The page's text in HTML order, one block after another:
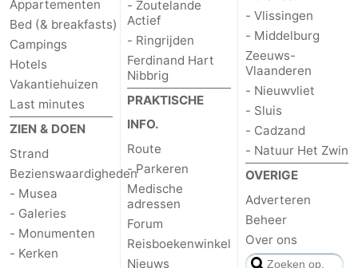
Duiveland
-
Renesse
-
Brouwershaven
-
Bruinisse
-
Zierikzee
-
Natuur
Oosterschelde
Burgh
Haamstede
Natuur
Walcheren
Appartementen
Bed (& breakfasts)
Campings
Hotels
Vakantiehuizen
Last minutes
ZIEN & DOEN
Strand
Bezienswaardigheden
- Musea
- Galeries
- Monumenten
- Kerken
- Zoutelande
Actief
- Ringrijden
Ferdinand Hart
Nibbrig
PRAKTISCHE
INFO.
Route
- Parkeren
Medische
adressen
Forum
Reisboekenwinkel
Nieuws
- Vlissingen
- Middelburg
Zeeuws-
Vlaanderen
- Nieuwvliet
- Sluis
- Cadzand
- Natuur Het Zwin
OVERIGE
Adverteren
Beheer
Over ons